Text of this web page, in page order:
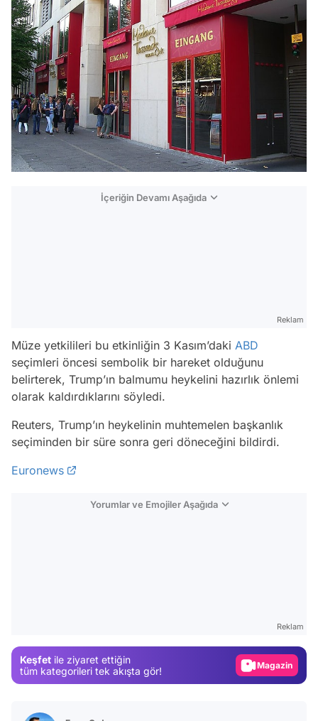
İçeriğin Devamı Aşağıda
Reklam
Müze yetkilileri bu etkinliğin 3 Kasım’daki ABD
seçimleri öncesi sembolik bir hareket olduğunu
belirterek, Trump’ın balmumu heykelini hazırlık önlemi
olarak kaldırdıklarını söyledi.
Reuters, Trump’ın heykelinin muhtemelen başkanlık
seçiminden bir süre sonra geri döneceğini bildirdi.
Euronews
Yorumlar ve Emojiler Aşağıda
Reklam
Keşfet ile ziyaret ettiğin
tüm kategorileri tek akışta gör!
Magazin